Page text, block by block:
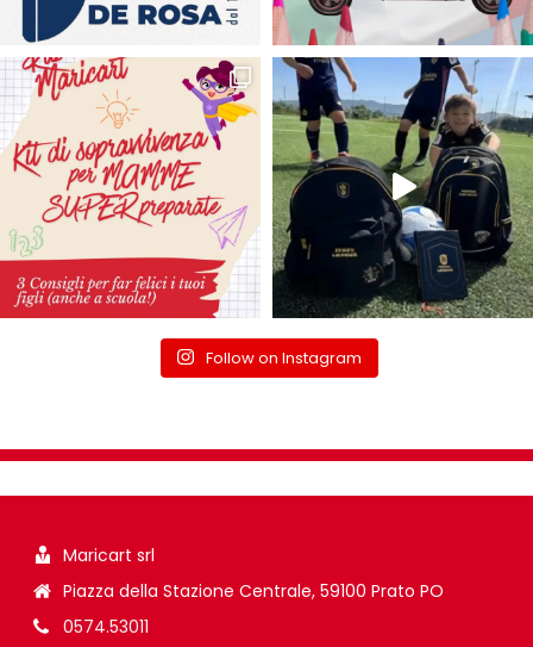
Follow on Instagram
Maricart srl
Piazza della Stazione Centrale, 59100 Prato PO
0574.53011